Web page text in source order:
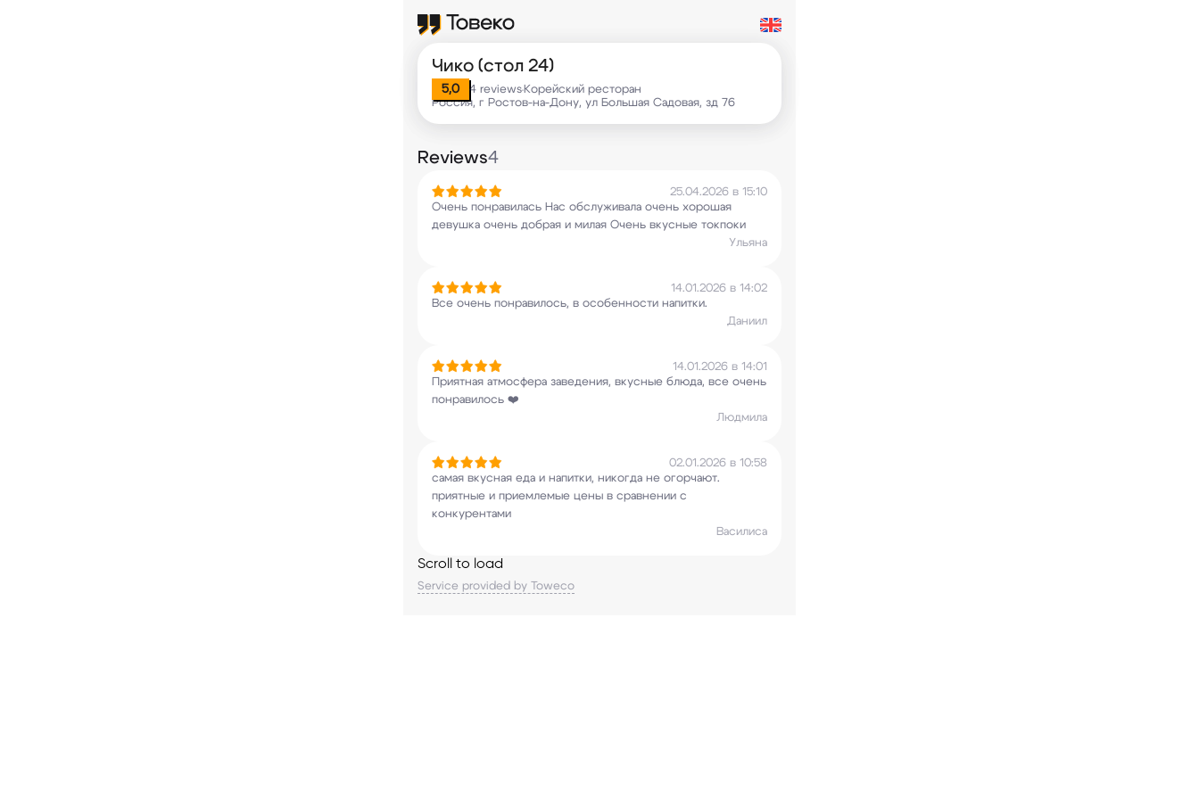
Чико (стол 24)
5,0 4 reviews•Корейский ресторан
Россия, г Ростов-на-Дону, ул Большая Садовая, зд 76
Reviews4
25.04.2026 в 15:10
Очень понравилась Нас обслуживала очень хорошая
девушка очень добрая и милая Очень вкусные токпоки
Ульяна
14.01.2026 в 14:02
Все очень понравилось, в особенности напитки.
Даниил
14.01.2026 в 14:01
Приятная атмосфера заведения, вкусные блюда, все очень
понравилось ❤️
Людмила
02.01.2026 в 10:58
самая вкусная еда и напитки, никогда не огорчают.
приятные и приемлемые цены в сравнении с
конкурентами
Василиса
Scroll to load
Service provided by Toweco